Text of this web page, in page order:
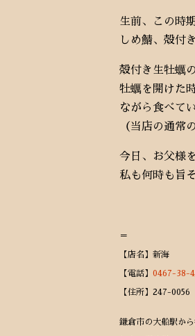
生前、この時
しめ鯖、殻付
殻付き生牡蠣
牡蠣を開けた
ながら食べて
（当店の通常
今日、お父様
私も何時も旨
＝
【店名】新海
【電話】 0467-38-
【住所】247-0056
鎌倉市の大船駅か